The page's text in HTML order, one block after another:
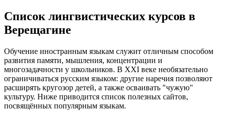
Список лингвистических курсов в
Верещагине
Обучение иностранным языкам служит отличным способом
развития памяти, мышления, концентрации и
многозадачности у школьников. В XXI веке необязательно
ограничиваться русским языком: другие наречия позволяют
расширять кругозор детей, а также осваивать "чужую"
культуру. Ниже приводится список полезных сайтов,
посвящённых популярным языкам.